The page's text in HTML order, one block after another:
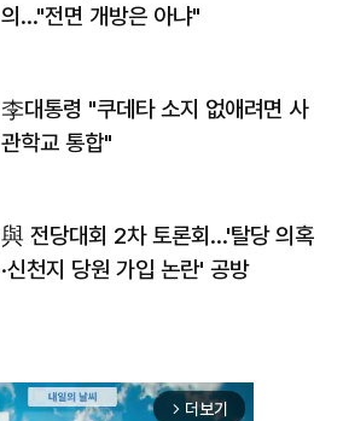
의…"전면 개방은 아냐"
李대통령 "쿠데타 소지 없애려면 사
관학교 통합"
與 전당대회 2차 토론회…'탈당 의혹
·신천지 당원 가입 논란' 공방
arrow_forward_ios 더보기